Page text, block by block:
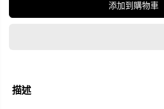
M
C
添加到購物車
描述